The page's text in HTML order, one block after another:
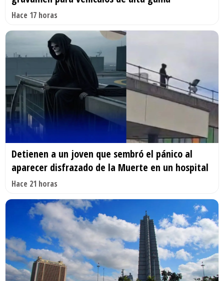
Hace 17 horas
Detienen a un joven que sembró el pánico al
aparecer disfrazado de la Muerte en un hospital
Hace 21 horas